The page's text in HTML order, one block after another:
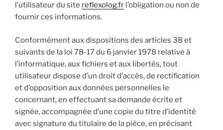
l’utilisateur du site reflexolog.fr l’obligation ou non de
fournir ces informations.
Conformément aux dispositions des articles 38 et
suivants de la loi 78-17 du 6 janvier 1978 relative à
l’informatique, aux fichiers et aux libertés, tout
utilisateur dispose d’un droit d’accès, de rectification
et d’opposition aux données personnelles le
concernant, en effectuant sa demande écrite et
signée, accompagnée d’une copie du titre d’identité
avec signature du titulaire de la pièce, en précisant